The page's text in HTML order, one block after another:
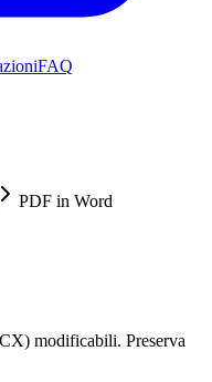
FAQ
PDF in Word
modificabili. Preserva